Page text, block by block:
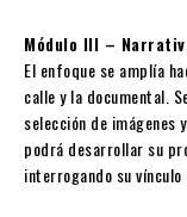
Módulo III –
El enfoque se amplía
calle y la documental.
selección de imágenes
podrá desarrollar su
interrogando su vínculo